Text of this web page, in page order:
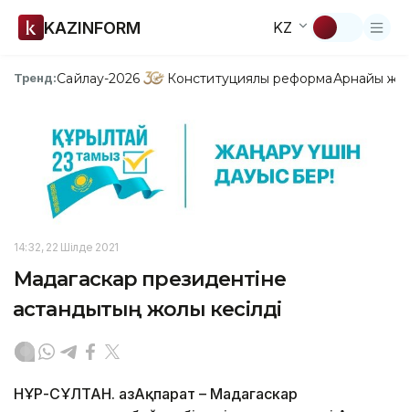
KAZINFORM KZ
Тренд:Сайлау-2026 Конституциялық реформаАрнайы
14:32, 22 Шілде 2021
Мадагаскар президентіне
қастандықтың жолы кесілді
НҰР-СҰЛТАН. ҚазАқпарат – Мадагаскар